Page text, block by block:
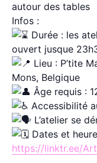
autour des tables
Infos :
Durée : les
ouvert jusque
Lieu : P’tite
Mons, Belgique
Âge requis :
Accessibilité
L’atelier se
Dates et
https://linktr.ee/